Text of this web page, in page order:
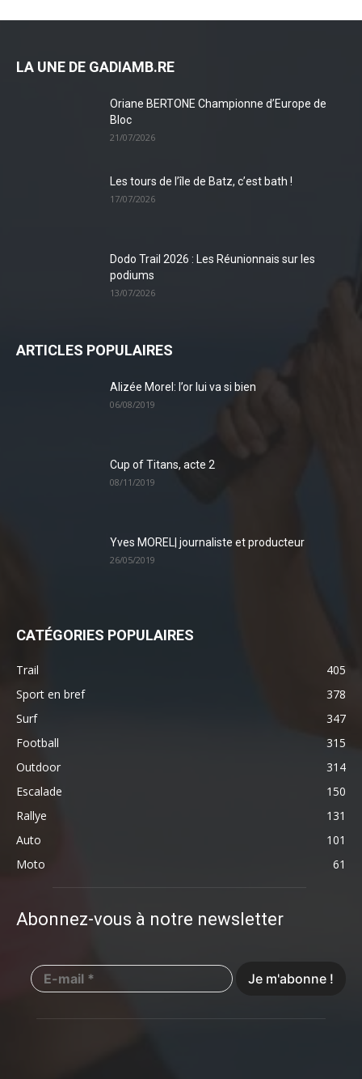
LA UNE DE GADIAMB.RE
Oriane BERTONE Championne d’Europe de
Bloc
21/07/2026
Les tours de l’île de Batz, c’est bath !
17/07/2026
Dodo Trail 2026 : Les Réunionnais sur les
podiums
13/07/2026
ARTICLES POPULAIRES
Alizée Morel: l’or lui va si bien
06/08/2019
Cup of Titans, acte 2
08/11/2019
Yves MOREL| journaliste et producteur
26/05/2019
CATÉGORIES POPULAIRES
Trail
405
Sport en bref
378
Surf
347
Football
315
Outdoor
314
Escalade
150
Rallye
131
Auto
101
Moto
61
Abonnez-vous à notre newsletter